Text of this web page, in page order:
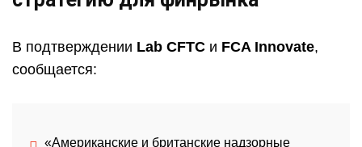
В подтверждении Lab CFTC и FCA Innovate,
сообщается:
«Американские и британские надзорные